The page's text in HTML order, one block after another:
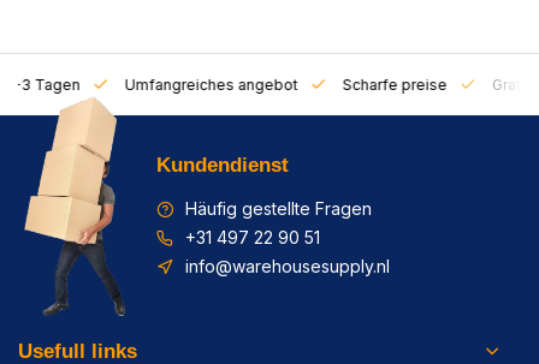
1-3 Tagen Umfangreiches angebot Scharfe preise Gratis
Kundendienst
Häufig gestellte Fragen
+31 497 22 90 51
info@warehousesupply.nl
Usefull links